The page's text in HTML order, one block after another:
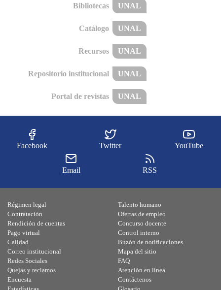
Bibliotecas UNAL
Catálogo UNAL
Recursos UNAL
Repositorio institucional UNAL
Portal de revistas UNAL
Facebook Twitter YouTube
Email RSS
Régimen legal
Contratación
Rendición de cuentas
Pago virtual
Calidad
Talento humano
Ofertas de empleo
Concurso docente
Control interno
Buzón de notificaciones
Correo institucional
Redes Sociales
Quejas y reclamos
Encuesta
Mapa del sitio
FAQ
Atención en línea
Contáctenos